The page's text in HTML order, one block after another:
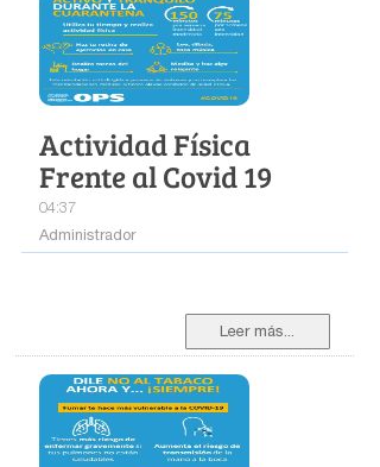
Actividad Física
Frente al Covid 19
04:37
Administrador
Leer más...